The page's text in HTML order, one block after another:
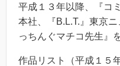
平成１３年以降、『コ
本社、『B.L.T.』東京
っちんぐマチコ先生』
作品リスト（平成１５